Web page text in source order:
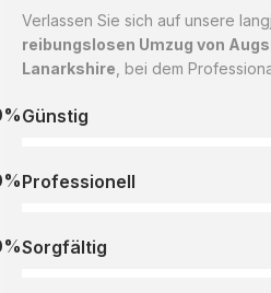
Verlassen Sie sich auf unsere
reibungslosen Umzug von
Lanarkshire , bei dem
Günstig
Professionell
Sorgfältig